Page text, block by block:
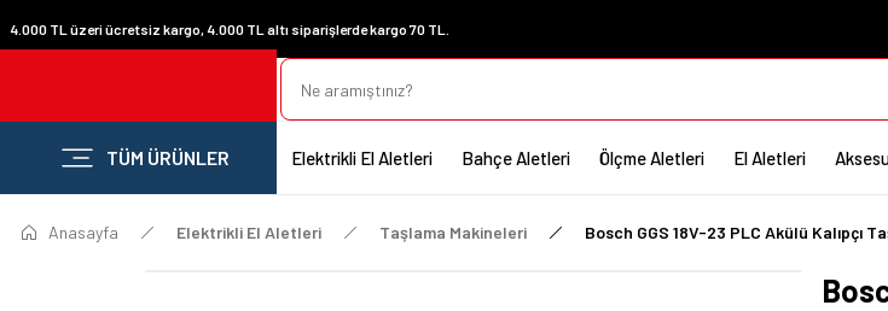
4.000 TL üzeri ücretsiz kargo, 4.000 TL altı siparişlerde kargo 70 TL.
TÜM ÜRÜNLER Elektrikli El Aletleri Bahçe Aletleri Ölçme Aletleri El Aletleri
Anasayfa Elektrikli El Aletleri Taşlama Makineleri Bosch GGS 18V-23 PLC Akülü Kalıpçı